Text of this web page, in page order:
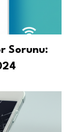
Sorunu: